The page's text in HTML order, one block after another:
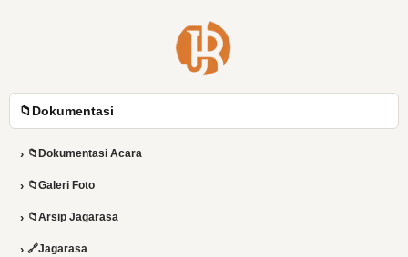
📁 Dokumentasi
› 📁 Dokumentasi Acara
› 📁Galeri Foto
› 📁Arsip Jagarasa
› 🔗Jagarasa